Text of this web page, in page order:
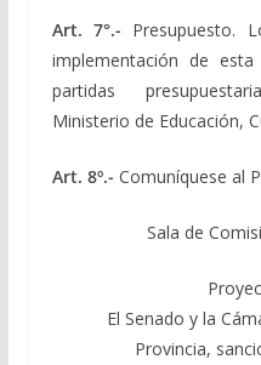
Art. 7°.- Presupuesto.
implementación de
partidas
Ministerio de Educación,
Art. 8º.- Comuníquese al
Sala de
El Senado y la
Provincia,